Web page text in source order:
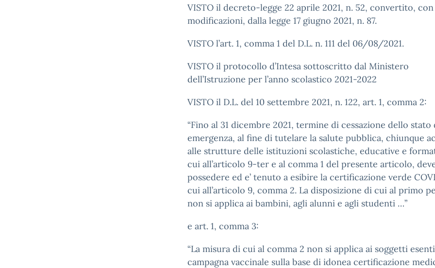
VISTO il decreto-legge 22 aprile 2021, n. 52, convertito, con
modificazioni, dalla legge 17 giugno 2021, n. 87.
VISTO l’art. 1, comma 1 del D.L. n. 111 del 06/08/2021.
VISTO il protocollo d’Intesa sottoscritto dal Ministero
dell’Istruzione per l’anno scolastico 2021-2022
VISTO il D.L. del 10 settembre 2021, n. 122, art. 1, comma 2:
“Fino al 31 dicembre 2021, termine di cessazione dello stato
emergenza, al fine di tutelare la salute pubblica, chiunque
alle strutture delle istituzioni scolastiche, educative e
cui all’articolo 9-ter e al comma 1 del presente articolo,
possedere ed e’ tenuto a esibire la certificazione verde
cui all’articolo 9, comma 2. La disposizione di cui al primo
non si applica ai bambini, agli alunni e agli studenti …”
e art. 1, comma 3:
“La misura di cui al comma 2 non si applica ai soggetti
campagna vaccinale sulla base di idonea certificazione